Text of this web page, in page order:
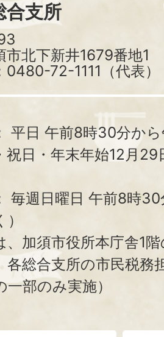
合支所
市北下新井1679番地1
0480-72-1111（代表）
平日 午前8時30分か
祝日・年末年始12月
毎週日曜日 午前8時
、加須市役所本庁舎1
各総合支所の市民税務
部のみ実施）